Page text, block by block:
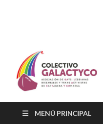
Colectivo
Cartagena Y COmarca
MENÚ PRINCIPAL